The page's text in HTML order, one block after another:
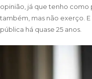
opinião, já que tenho como
também, mas não exerço.
pública há quase 25 anos.